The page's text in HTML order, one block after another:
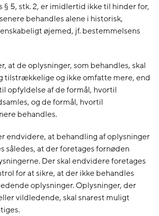
§ 5, stk. 2, er imidlertid ikke til hinder for,
behandles alene i historisk,
øjemed, jf. bestemmelsens
at de oplysninger, som behandles, skal
tilstrækkelige og ikke omfatte mere, end
opfyldelse af de formål, hvortil
og de formål, hvortil
behandles.
endvidere, at behandling af oplysninger
således, at der foretages fornøden
Der skal endvidere foretages
for at sikre, at der ikke behandles
oplysninger. Oplysninger, der
vildledende, skal snarest muligt